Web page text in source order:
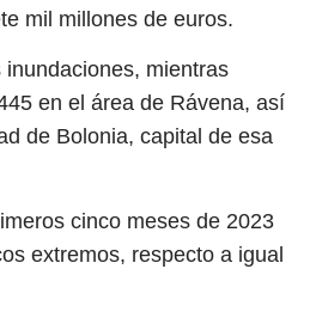
mil millones de euros.
mientras
en el área de Rávena, así
de Bolonia, capital de esa
cinco meses de 2023
extremos, respecto a igual